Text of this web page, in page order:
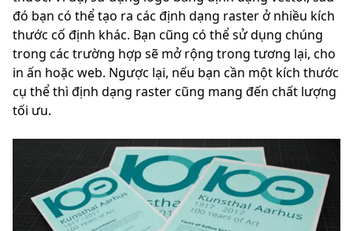
đó bạn có thể tạo ra các định dạng raster ở nhiều kích
thước cố định khác. Bạn cũng có thể sử dụng chúng
trong các trường hợp sẽ mở rộng trong tương lại, cho
in ấn hoặc web. Ngược lại, nếu bạn cần một kích thước
cụ thể thì định dạng raster cũng mang đến chất lượng
tối ưu.